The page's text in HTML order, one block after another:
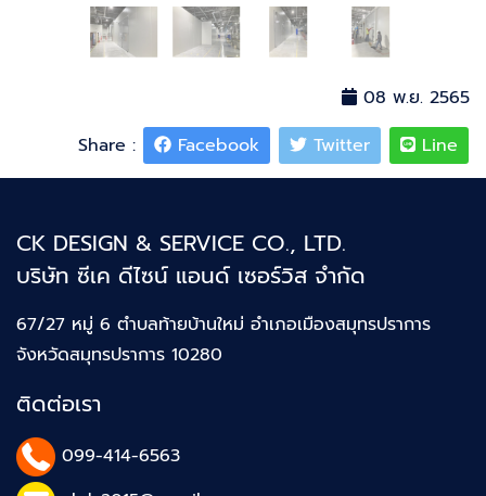
08 พ.ย. 2565
Share :
Facebook Twitter Line
CK DESIGN & SERVICE CO., LTD.
บริษัท ซีเค ดีไซน์ แอนด์ เซอร์วิส จำกัด
67/27 หมู่ 6 ตำบลท้ายบ้านใหม่ อำเภอเมืองสมุทรปราการ
จังหวัดสมุทรปราการ 10280
ติดต่อเรา
099-414-6563